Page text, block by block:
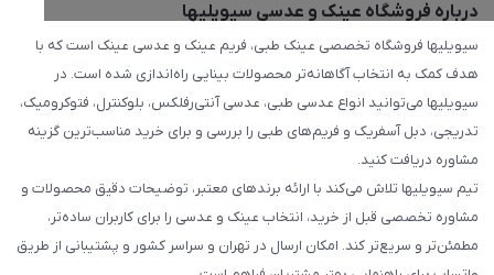
درباره فروشگاه عینک و عدسی سیویلیها
سیویلیها فروشگاه تخصصی عینک طبی، فریم عینک و عدسی عینک است که با
هدف کمک به انتخاب آگاهانه‌تر محصولات بینایی راه‌اندازی شده است. در
سیویلیها می‌توانید انواع عدسی طبی، عدسی آنتی‌رفلکس، بلوکنترل، فتوکرومیک،
تدریجی، دبل آسفریک و فریم‌های طبی را بررسی و برای خرید مناسب‌ترین گزینه
مشاوره دریافت کنید.
تیم سیویلیها تلاش می‌کند با ارائه برندهای معتبر، توضیحات دقیق محصولات و
مشاوره تخصصی قبل از خرید، انتخاب عینک و عدسی را برای کاربران ساده‌تر،
مطمئن‌تر و سریع‌تر کند. امکان ارسال در تهران و سراسر کشور و پشتیبانی از طریق